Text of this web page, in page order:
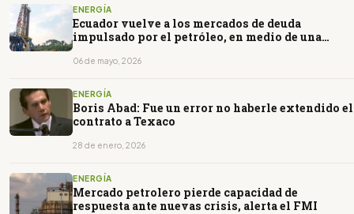
ENERGÍA
Ecuador vuelve a los mercados de deuda
impulsado por el petróleo, en medio de una
06 de mayo, 2026
ENERGÍA
Boris Abad: Fue un error no haberle extendido el
contrato a Texaco
28 de enero, 2026
ENERGÍA
Mercado petrolero pierde capacidad de
respuesta ante nuevas crisis, alerta el FMI